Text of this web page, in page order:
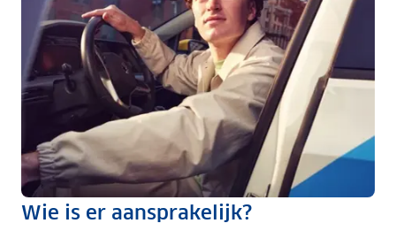
Wie is er aansprakelijk?